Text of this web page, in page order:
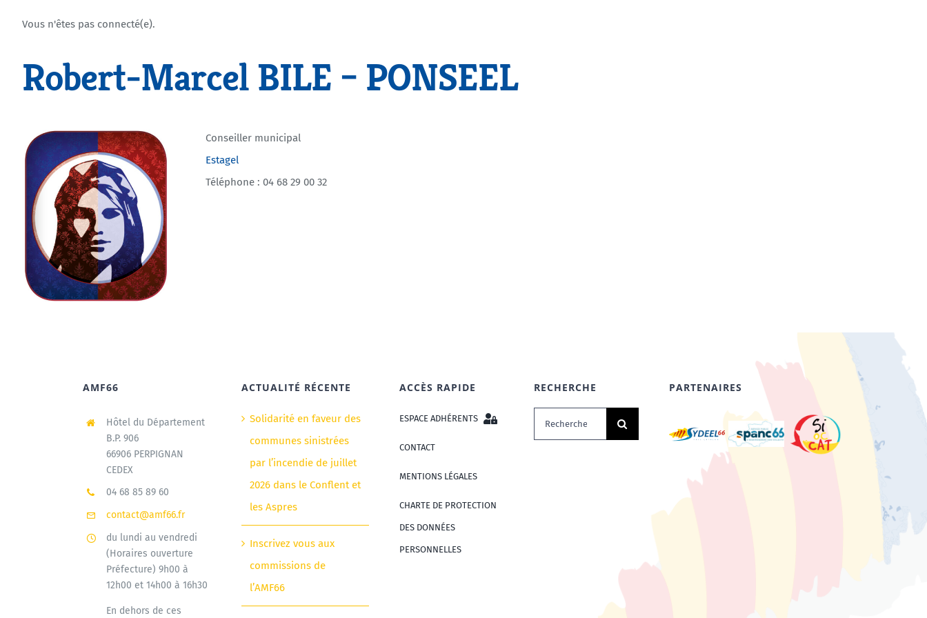
Vous n'êtes pas connecté(e).
Robert-Marcel BILE – PONSEEL
Conseiller municipal
Estagel
Téléphone : 04 68 29 00 32
AMF66
Hôtel du Département
B.P. 906
66906 PERPIGNAN
CEDEX
04 68 85 89 60
contact@amf66.fr
du lundi au vendredi
(Horaires ouverture
Préfecture) 9h00 à
12h00 et 14h00 à 16h30
En dehors de ces
ACTUALITÉ RÉCENTE
Solidarité en faveur des
communes sinistrées
par l’incendie de juillet
2026 dans le Conflent et
les Aspres
Inscrivez vous aux
commissions de
l’AMF66
ACCÈS RAPIDE
ESPACE ADHÉRENTS
CONTACT
MENTIONS LÉGALES
CHARTE DE PROTECTION
DES DONNÉES
PERSONNELLES
RECHERCHE
Rechercher:
PARTENAIRES